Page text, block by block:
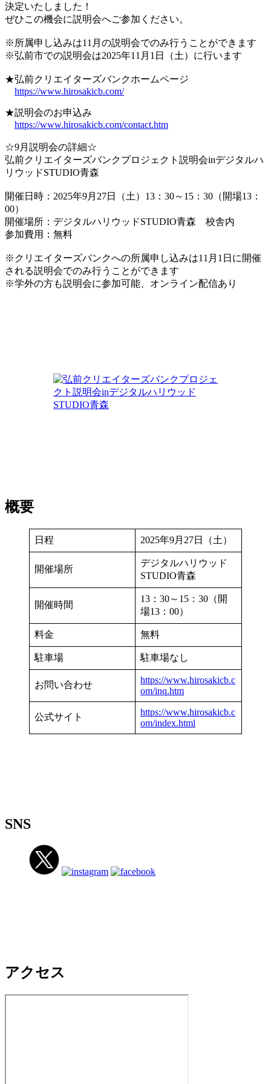
決定いたしました！
ぜひこの機会に説明会へご参加ください。
※所属申し込みは11月の説明会でのみ行うことができます
※弘前市での説明会は2025年11月1日（土）に行います
★弘前クリエイターズバンクホームページ
https://www.hirosakicb.com/
★説明会のお申込み
https://www.hirosakicb.com/contact.htm
☆9月説明会の詳細☆
弘前クリエイターズバンクプロジェクト説明会inデジタルハ
リウッドSTUDIO青森
開催日時：2025年9月27日（土）13：30～15：30（開場13：
00）
開催場所：デジタルハリウッドSTUDIO青森 校舎内
参加費用：無料
※クリエイターズバンクへの所属申し込みは11月1日に開催
される説明会でのみ行うことができます
※学外の方も説明会に参加可能、オンライン配信あり
概要
日程 2025年9月27日（土）
開催場所
デジタルハリウッド
STUDIO青森
開催時間
13：30～15：30（開
場13：00）
料金 無料
駐車場 駐車場なし
お問い合わせ
https://www.hirosakicb.c
om/inq.htm
公式サイト
https://www.hirosakicb.c
om/index.html
SNS
アクセス